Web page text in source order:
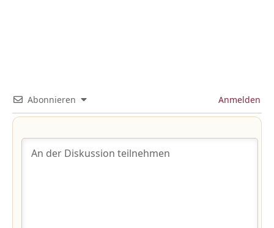
Abonnieren Anmelden